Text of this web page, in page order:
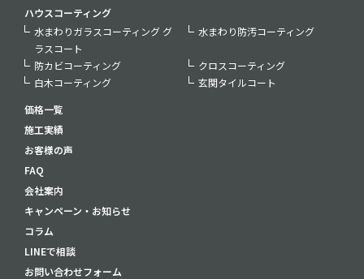
ハウスコーティング
水まわりガラスコーティング グ
ラスコート
水まわり防汚コーティング
防カビコーティング
クロスコーティング
白木コーティング
玄関タイルコート
価格一覧
施工実績
お客様の声
FAQ
会社案内
キャンペーン・お知らせ
コラム
LINEで相談
お問い合わせフォーム